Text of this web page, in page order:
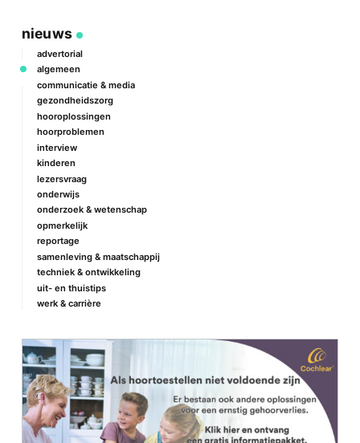
nieuws
advertorial
algemeen
communicatie & media
gezondheidszorg
hooroplossingen
hoorproblemen
interview
kinderen
lezersvraag
onderwijs
onderzoek & wetenschap
opmerkelijk
reportage
samenleving & maatschappij
techniek & ontwikkeling
uit- en thuistips
werk & carrière